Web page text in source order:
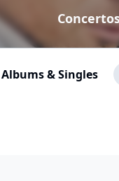
Albums & Singles